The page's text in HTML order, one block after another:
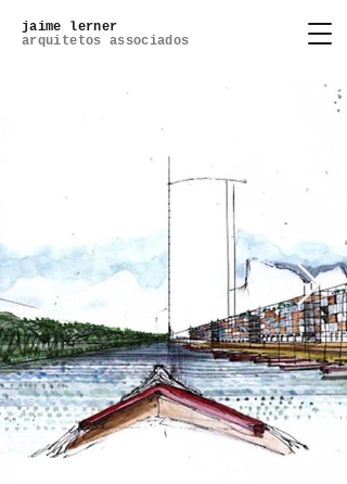
jaime lerner
arquitetos associados